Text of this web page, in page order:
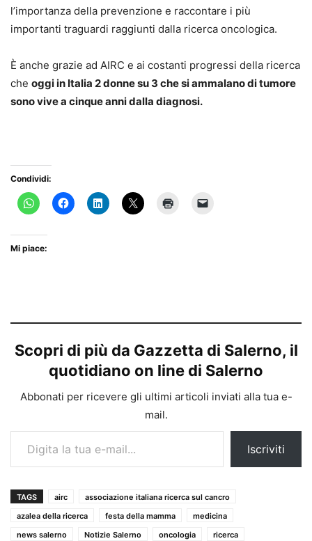
l’importanza della prevenzione e raccontare i più
importanti traguardi raggiunti dalla ricerca oncologica.
È anche grazie ad AIRC e ai costanti progressi della ricerca
che oggi in Italia 2 donne su 3 che si ammalano di tumore
sono vive a cinque anni dalla diagnosi.
Condividi:
Mi piace:
Scopri di più da Gazzetta di Salerno, il
quotidiano on line di Salerno
Abbonati per ricevere gli ultimi articoli inviati alla tua e-
mail.
Digita la tua e-mail...
Iscriviti
TAGS airc
associazione italiana ricerca sul cancro
azalea della ricerca
festa della mamma
medicina
news salerno
Notizie Salerno oncologia
ricerca